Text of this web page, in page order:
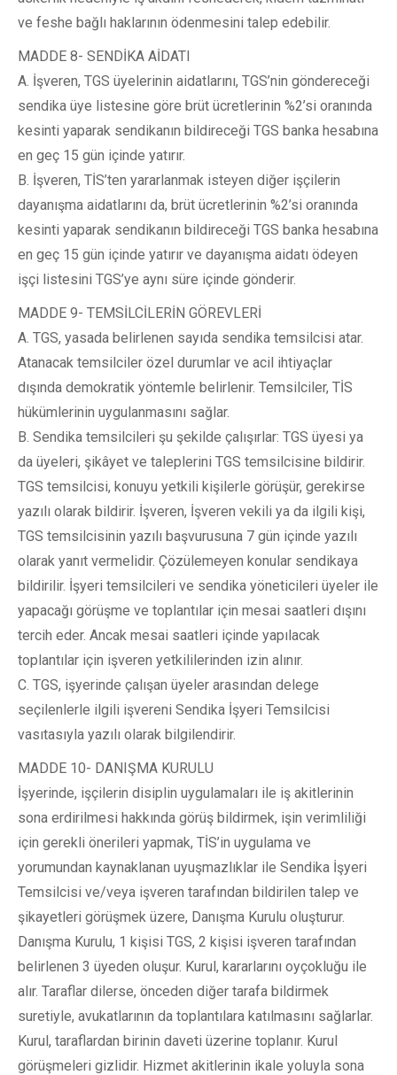
ve feshe bağlı haklarının ödenmesini talep edebilir.
MADDE 8- SENDİKA AİDATI
A. İşveren, TGS üyelerinin aidatlarını, TGS’nin göndereceği
sendika üye listesine göre brüt ücretlerinin %2’si oranında
kesinti yaparak sendikanın bildireceği TGS banka hesabına
en geç 15 gün içinde yatırır.
B. İşveren, TİS’ten yararlanmak isteyen diğer işçilerin
dayanışma aidatlarını da, brüt ücretlerinin %2’si oranında
kesinti yaparak sendikanın bildireceği TGS banka hesabına
en geç 15 gün içinde yatırır ve dayanışma aidatı ödeyen
işçi listesini TGS’ye aynı süre içinde gönderir.
MADDE 9- TEMSİLCİLERİN GÖREVLERİ
A. TGS, yasada belirlenen sayıda sendika temsilcisi atar.
Atanacak temsilciler özel durumlar ve acil ihtiyaçlar
dışında demokratik yöntemle belirlenir. Temsilciler, TİS
hükümlerinin uygulanmasını sağlar.
B. Sendika temsilcileri şu şekilde çalışırlar: TGS üyesi ya
da üyeleri, şikâyet ve taleplerini TGS temsilcisine bildirir.
TGS temsilcisi, konuyu yetkili kişilerle görüşür, gerekirse
yazılı olarak bildirir. İşveren, İşveren vekili ya da ilgili kişi,
TGS temsilcisinin yazılı başvurusuna 7 gün içinde yazılı
olarak yanıt vermelidir. Çözülemeyen konular sendikaya
bildirilir. İşyeri temsilcileri ve sendika yöneticileri üyeler ile
yapacağı görüşme ve toplantılar için mesai saatleri dışını
tercih eder. Ancak mesai saatleri içinde yapılacak
toplantılar için işveren yetkililerinden izin alınır.
C. TGS, işyerinde çalışan üyeler arasından delege
seçilenlerle ilgili işvereni Sendika İşyeri Temsilcisi
vasıtasıyla yazılı olarak bilgilendirir.
MADDE 10- DANIŞMA KURULU
İşyerinde, işçilerin disiplin uygulamaları ile iş akitlerinin
sona erdirilmesi hakkında görüş bildirmek, işin verimliliği
için gerekli önerileri yapmak, TİS’in uygulama ve
yorumundan kaynaklanan uyuşmazlıklar ile Sendika İşyeri
Temsilcisi ve/veya işveren tarafından bildirilen talep ve
şikayetleri görüşmek üzere, Danışma Kurulu oluşturur.
Danışma Kurulu, 1 kişisi TGS, 2 kişisi işveren tarafından
belirlenen 3 üyeden oluşur. Kurul, kararlarını oyçokluğu ile
alır. Taraflar dilerse, önceden diğer tarafa bildirmek
suretiyle, avukatlarının da toplantılara katılmasını sağlarlar.
Kurul, taraflardan birinin daveti üzerine toplanır. Kurul
görüşmeleri gizlidir. Hizmet akitlerinin ikale yoluyla sona